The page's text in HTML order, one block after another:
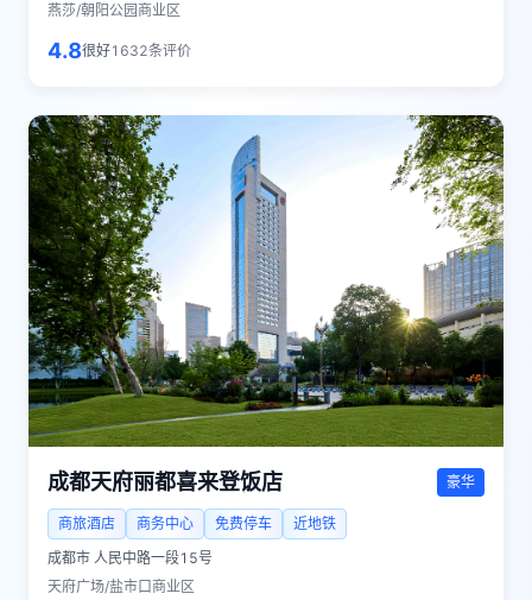
燕莎/朝阳公园商业区
4.8很好1632条评价
成都天府丽都喜来登饭店 豪华
商旅酒店 商务中心 免费停车
近地铁
成都市 人民中路一段15号
天府广场/盐市口商业区